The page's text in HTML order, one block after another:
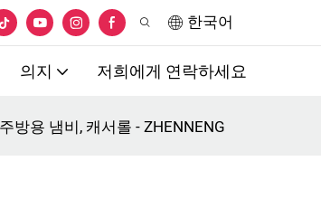
한국어
의지 저희에게 연락하세요
방용 냄비, 캐서롤 - ZHENNENG